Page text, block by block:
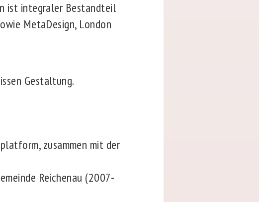
ist integraler Bestandteil
MetaDesign, London
Gestaltung.
zusammen mit der
Reichenau (2007-